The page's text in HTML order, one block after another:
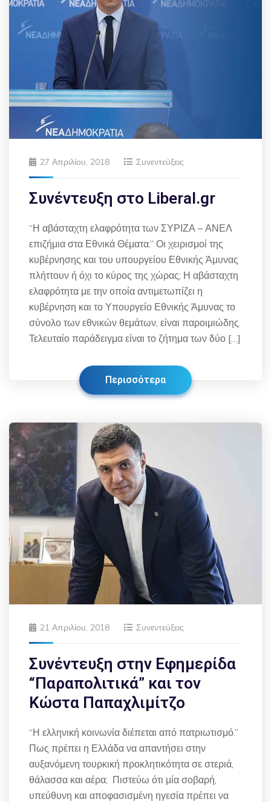
27 Απριλίου, 2018 Συνεντεύξεις
Συνέντευξη στο Liberal.gr
“Η αβάσταχτη ελαφρότητα των ΣΥΡΙΖΑ – ΑΝΕΛ
επιζήμια στα Εθνικά Θέματα.” Οι χειρισμοί της
κυβέρνησης και του υπουργείου Εθνικής Άμυνας
πλήττουν ή όχι το κύρος της χώρας; Η αβάσταχτη
ελαφρότητα με την οποία αντιμετωπίζει η
κυβέρνηση και το Υπουργείο Εθνικής Άμυνας το
σύνολο των εθνικών θεμάτων, είναι παροιμιώδης.
Τελευταίο παράδειγμα είναι το ζήτημα των δύο […]
Περισσότερα
21 Απριλίου, 2018 Συνεντεύξεις
Συνέντευξη στην Εφημερίδα
“Παραπολιτικά” και τον
Κώστα Παπαχλιμίτζο
“Η ελληνική κοινωνία διέπεται από πατριωτισμό.”
Πως πρέπει η Ελλάδα να απαντήσει στην
αυξανόμενη τουρκική προκλητικότητα σε στεριά,
θάλασσα και αέρα; Πιστεύω ότι μία σοβαρή,
υπεύθυνη και αποφασισμένη ηγεσία πρέπει να